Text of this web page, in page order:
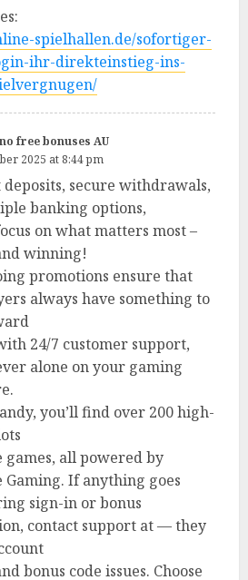
spielhallen.de/sofortiger-
ihr-direkteinstieg-ins-
free bonuses AU
2025 at 8:44 pm
secure withdrawals,
banking options,
on what matters most –
winning!
promotions ensure that
always have something to
24/7 customer support,
alone on your gaming
you’ll find over 200 high-
games, all powered by
Gaming. If anything goes
sign-in or bonus
contact support at — they
bonus code issues. Choose